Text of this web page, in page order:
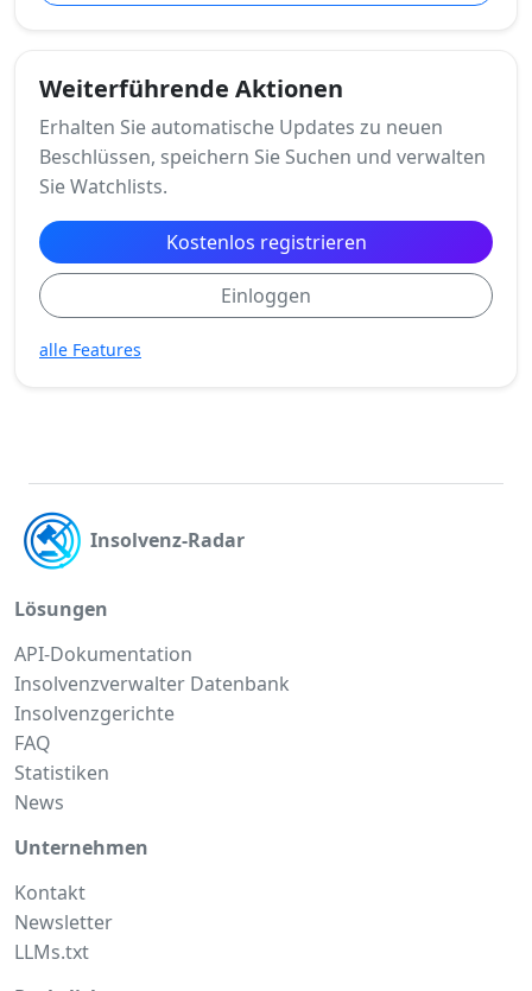
Weiterführende Aktionen
Erhalten Sie automatische Updates zu neuen
Beschlüssen, speichern Sie Suchen und verwalten
Sie Watchlists.
Kostenlos registrieren
Einloggen
alle Features
Insolvenz-Radar
Lösungen
API-Dokumentation
Insolvenzverwalter Datenbank
Insolvenzgerichte
FAQ
Statistiken
News
Unternehmen
Kontakt
Newsletter
LLMs.txt